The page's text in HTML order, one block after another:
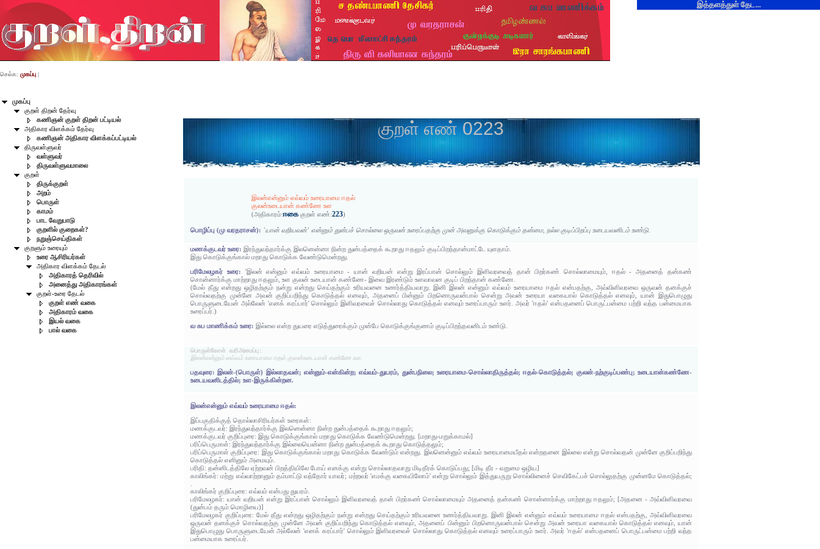
இத்தளத்துள் தேட...
முகப்பு
குறள் திறன் தேர்வு
கணிஞன் குறள் திறன் பட்டியல்
அதிகார விளக்கம் தேர்வு
கணிஞன் அதிகார விளக்கப்பட்டியல்
திருவள்ளுவர்
வள்ளுவர்
திருவள்ளுவமாலை
குறள்
திருக்குறள்
அறம்
பொருள்
காமம்
பாட வேறுபாடு
குறளில் குறைகள்?
நறுஞ்செய்திகள்
குறளும் உரையும்
உரை ஆசிரியர்கள்
அதிகார விளக்கம் தேடல்
அதிகாரத் தெரிவில்
அனைத்து அதிகாரங்கள்
குறள்-உரை தேடல்
குறள் எண் வகை
அதிகாரம் வகை
இயல் வகை
பால் வகை
செல்க: முகப்பு |
குறள் எண் 0223
இலன்என்னும் எவ்வம் உரையாமை ஈதல்
குலன்உடையான் கண்ணே உள
(அதிகாரம்:ஈகைகுறள் எண்:223)
பொழிப்பு (மு வரதராசன்): `யான் வறியவன்’ என்னும் துன்பச் சொல்லை ஒருவன் உரைப்பதற்கு முன் அவனுக்கு கொடுக்கும் தன்மை, நல்ல குடிப்பிறப்பு உடையவனிடம் உண்டு.
மணக்குடவர் உரை:இரந்துவந்தார்க்கு இலனென்னா நின்ற துன்பத்தைக் கூறாது ஈதலும் குடிப்பிறந்தான்மாட்டே யுளதாம்.
இது கொடுக்குங்கால் மறாது கொடுக்க வேண்டுமென்றது.
பரிமேலழகர் உரை: 'இலன் என்னும் எவ்வம் உரையாமை - யான் வறியன் என்று இரப்பான் சொல்லும் இளிவரவைத் தான் பிறர்கண் சொல்லாமையும், ஈதல் - அதனைத் தன்கண்
சொன்னார்க்கு மாற்றாது ஈதலும், உள குலன் உடையான் கண்ணே- இவை இரண்டும் உளவாவன குடிப் பிறந்தான் கண்ணே.
(மேல் தீது என்றது ஒழிதற்கும் நன்று என்றது செய்தற்கும் உரியவனை உணர்த்தியவாறு. இனி இலன் என்னும் எவ்வம் உரையாமை ஈதல் என்பதற்கு, அவ்விளிவரவை ஒருவன் தனக்குச்
சொல்வதற்கு முன்னே அவன் குறிப்பறிந்து கொடுத்தல் எனவும், அதனைப் பின்னும் பிறனொருவன்பால் சென்று அவன் உரையா வகையால் கொடுத்தல் எனவும், யான் இதுபொழுது
பொருளுடையேன் அல்லேன் 'எனக் கரப்பார்' சொல்லும் இளிவரவைச் சொல்லாது கொடுத்தல் எனவும் உரைப்பாரும் உளர். அவர் 'ஈதல்' என்பதனைப் பொருட்பன்மை பற்றி வந்த பன்மையாக
உரைப்பர்.)
வ சுப மாணிக்கம் உரை:இல்லை என்ற துயரை எடுத்துரைக்கும் முன்பே கொடுக்குங்குணம் குடிப்பிறந்தவனிடம் உண்டு.
பொருள்கோள் வரிஅமைப்பு:
இலன்என்னும் எவ்வம் உரையாமை ஈதல் குலன்உடையான் கண்ணே உள.
பதவுரை: இலன்-(பொருள்) இல்லாதவன்; என்னும்-என்கின்ற; எவ்வம்-துயரம், துன்பநிலை; உரையாமை-சொல்லாதிருத்தல்; ஈதல்-கொடுத்தல்; குலன்-நற்குடிப்பண்பு; உடையான்கண்ணே-
உடையவனிடத்தில்; உள-இருக்கின்றன.
இலன்என்னும் எவ்வம் உரையாமை ஈதல்:
இப்பகுதிக்குத் தொல்லாசிரியர்கள் உரைகள்:
மணக்குடவர்: இரந்துவந்தார்க்கு இலனென்னா நின்ற துன்பத்தைக் கூறாது ஈதலும்;
மணக்குடவர் குறிப்புரை: இது கொடுக்குங்கால் மறாது கொடுக்க வேண்டுமென்றது. [மறாது-மறுக்காமல்]
பரிப்பெருமாள்: இரந்துவந்தார்க்கு இல்லையென்னா நின்ற துன்பத்தைக் கூறாது கொடுத்தலும்;
பரிப்பெருமாள் குறிப்புரை: இது கொடுக்குங்கால் மறாது கொடுக்க வேண்டும் என்றது. இலனென்னும் எவ்வம் உரையாமையீதல் என்றதனை இல்லை என்று சொல்வதன் முன்னே குறிப்பறிந்து
கொடுத்தல் எனினும் அமையும்.
பரிதி: தன்னிடத்திலே ஏற்றவன் பிறத்தியிலே போய் எனக்கு என்று சொல்லாதவாறு மிடிதீரக் கொடுப்பது; [மிடி தீர - வறுமை ஒழிய]
காலிங்கர்: மற்று எவ்வாற்றானும் தம்மாட்டு வந்தோர் யாவர்; மற்றவர் 'எமக்கு வகையிலோம்' என்று சொல்லும் இத்துயருறு சொல்லினைச் செவிகேட்பச் சொல்லுதற்கு முன்னமே கொடுத்தல்;
காலிங்கர் குறிப்புரை: எவ்வம் என்பது துயரம்.
பரிமேலழகர்: யான் வறியன் என்று இரப்பான் சொல்லும் இளிவரவைத் தான் பிறர்கண் சொல்லாமையும் அதனைத் தன்கண் சொன்னார்க்கு மாற்றாது ஈதலும்; [அதனை - அவ்விளிவரவை
(துன்பம் தரும் மொழியை)]
பரிமேலழகர் குறிப்புரை: மேல் தீது என்றது ஒழிதற்கும் நன்று என்றது செய்தற்கும் உரியவனை உணர்த்தியவாறு. இனி இலன் என்னும் எவ்வம் உரையாமை ஈதல் என்பதற்கு, அவ்விளிவரவை
ஒருவன் தனக்குச் சொல்வதற்கு முன்னே அவன் குறிப்பறிந்து கொடுத்தல் எனவும், அதனைப் பின்னும் பிறனொருவன்பால் சென்று அவன் உரையா வகையால் கொடுத்தல் எனவும், யான்
இதுபொழுது பொருளுடையேன் அல்லேன் 'எனக் கரப்பார்' சொல்லும் இளிவரவைச் சொல்லாது கொடுத்தல் எனவும் உரைப்பாரும் உளர். அவர் 'ஈதல்' என்பதனைப் பொருட்பன்மை பற்றி வந்த
பன்மையாக உரைப்பர்.